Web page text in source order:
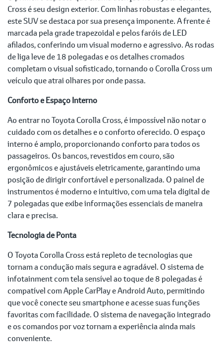
Cross é seu design exterior. Com linhas robustas e elegantes,
este SUV se destaca por sua presença imponente. A frente é
marcada pela grade trapezoidal e pelos faróis de LED
afilados, conferindo um visual moderno e agressivo. As rodas
de liga leve de 18 polegadas e os detalhes cromados
completam o visual sofisticado, tornando o Corolla Cross um
veículo que atrai olhares por onde passa.
Conforto e Espaço Interno
Ao entrar no Toyota Corolla Cross, é impossível não notar o
cuidado com os detalhes e o conforto oferecido. O espaço
interno é amplo, proporcionando conforto para todos os
passageiros. Os bancos, revestidos em couro, são
ergonômicos e ajustáveis eletricamente, garantindo uma
posição de dirigir confortável e personalizada. O painel de
instrumentos é moderno e intuitivo, com uma tela digital de
7 polegadas que exibe informações essenciais de maneira
clara e precisa.
Tecnologia de Ponta
O Toyota Corolla Cross está repleto de tecnologias que
tornam a condução mais segura e agradável. O sistema de
infotainment com tela sensível ao toque de 8 polegadas é
compatível com Apple CarPlay e Android Auto, permitindo
que você conecte seu smartphone e acesse suas funções
favoritas com facilidade. O sistema de navegação integrado
e os comandos por voz tornam a experiência ainda mais
conveniente.